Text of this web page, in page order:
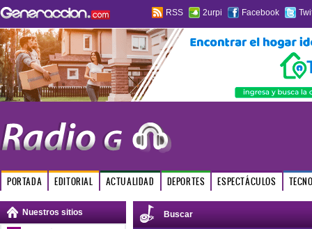
RSS 2urpi Facebook
PORTADA EDITORIAL ACTUALIDAD DEPORTES ESPECTÁCULOS
Nuestros sitios Buscar